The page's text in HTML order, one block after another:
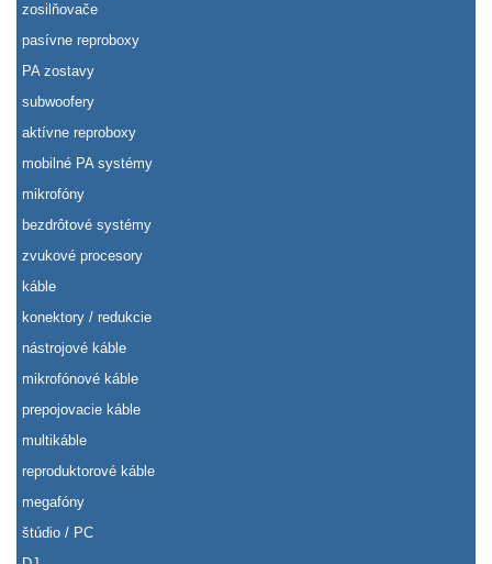
zosilňovače
pasívne reproboxy
PA zostavy
subwoofery
aktívne reproboxy
mobilné PA systémy
mikrofóny
bezdrôtové systémy
zvukové procesory
káble
konektory / redukcie
nástrojové káble
mikrofónové káble
prepojovacie káble
multikáble
reproduktorové káble
megafóny
štúdio / PC